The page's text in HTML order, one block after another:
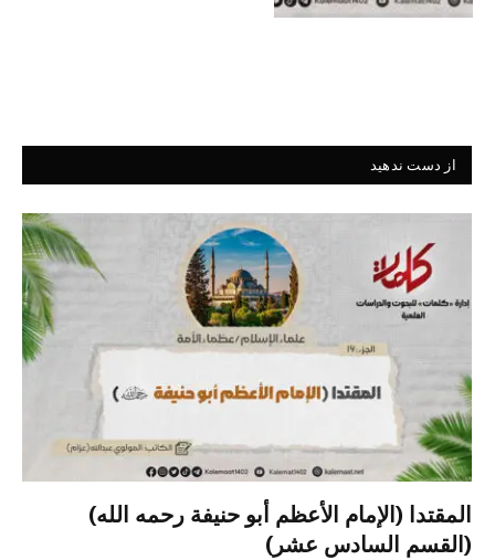
از دست ندهید
المقتدا (الإمام الأعظم أبو حنيفة رحمه الله)
(القسم السادس عشر)